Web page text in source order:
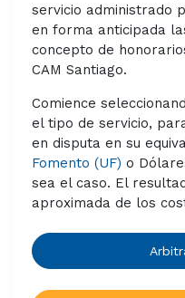
servicio administrado
en forma anticipada
concepto de
CAM Santiago.
Comience
el tipo de servicio,
en disputa en su
Fomento (UF) o
sea el caso. El
aproximada de los